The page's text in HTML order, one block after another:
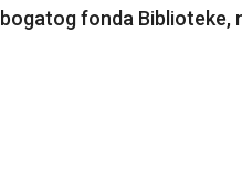
bogatog fonda Biblioteke,